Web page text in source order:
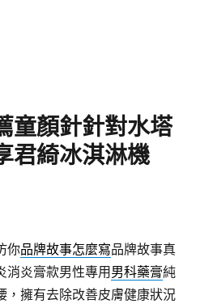
童顏針針對水塔
君綺冰淇淋機
你品牌故事怎麼寫品牌故事真
消炎膏款男性專用 男科藥膏純
，擁有去除改善皮膚健康狀況